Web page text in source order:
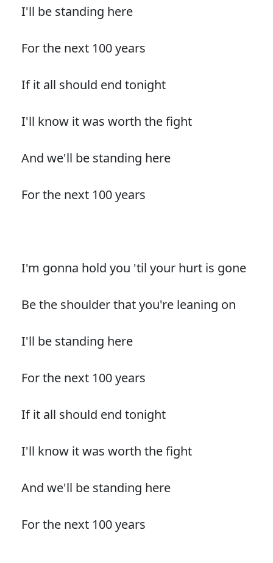
I'll be standing here
For the next 100 years
If it all should end tonight
I'll know it was worth the fight
And we'll be standing here
For the next 100 years
I'm gonna hold you 'til your hurt is gone
Be the shoulder that you're leaning on
I'll be standing here
For the next 100 years
If it all should end tonight
I'll know it was worth the fight
And we'll be standing here
For the next 100 years